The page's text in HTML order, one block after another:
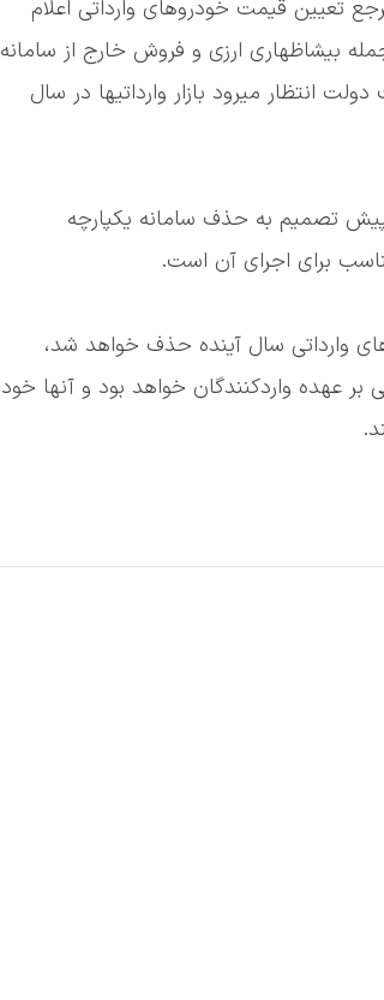
تعیین قیمت خودروهای وارداتی اعلام
بیشاظهاری ارزی و فروش خارج از سامانه
انتظار میرود بازار وارداتیها در سال
پیش تصمیم به حذف سامانه یکپارچه
برای اجرای آن است.
وارداتی سال آینده حذف خواهد شد،
عهده واردکنندگان خواهد بود و آنها خود